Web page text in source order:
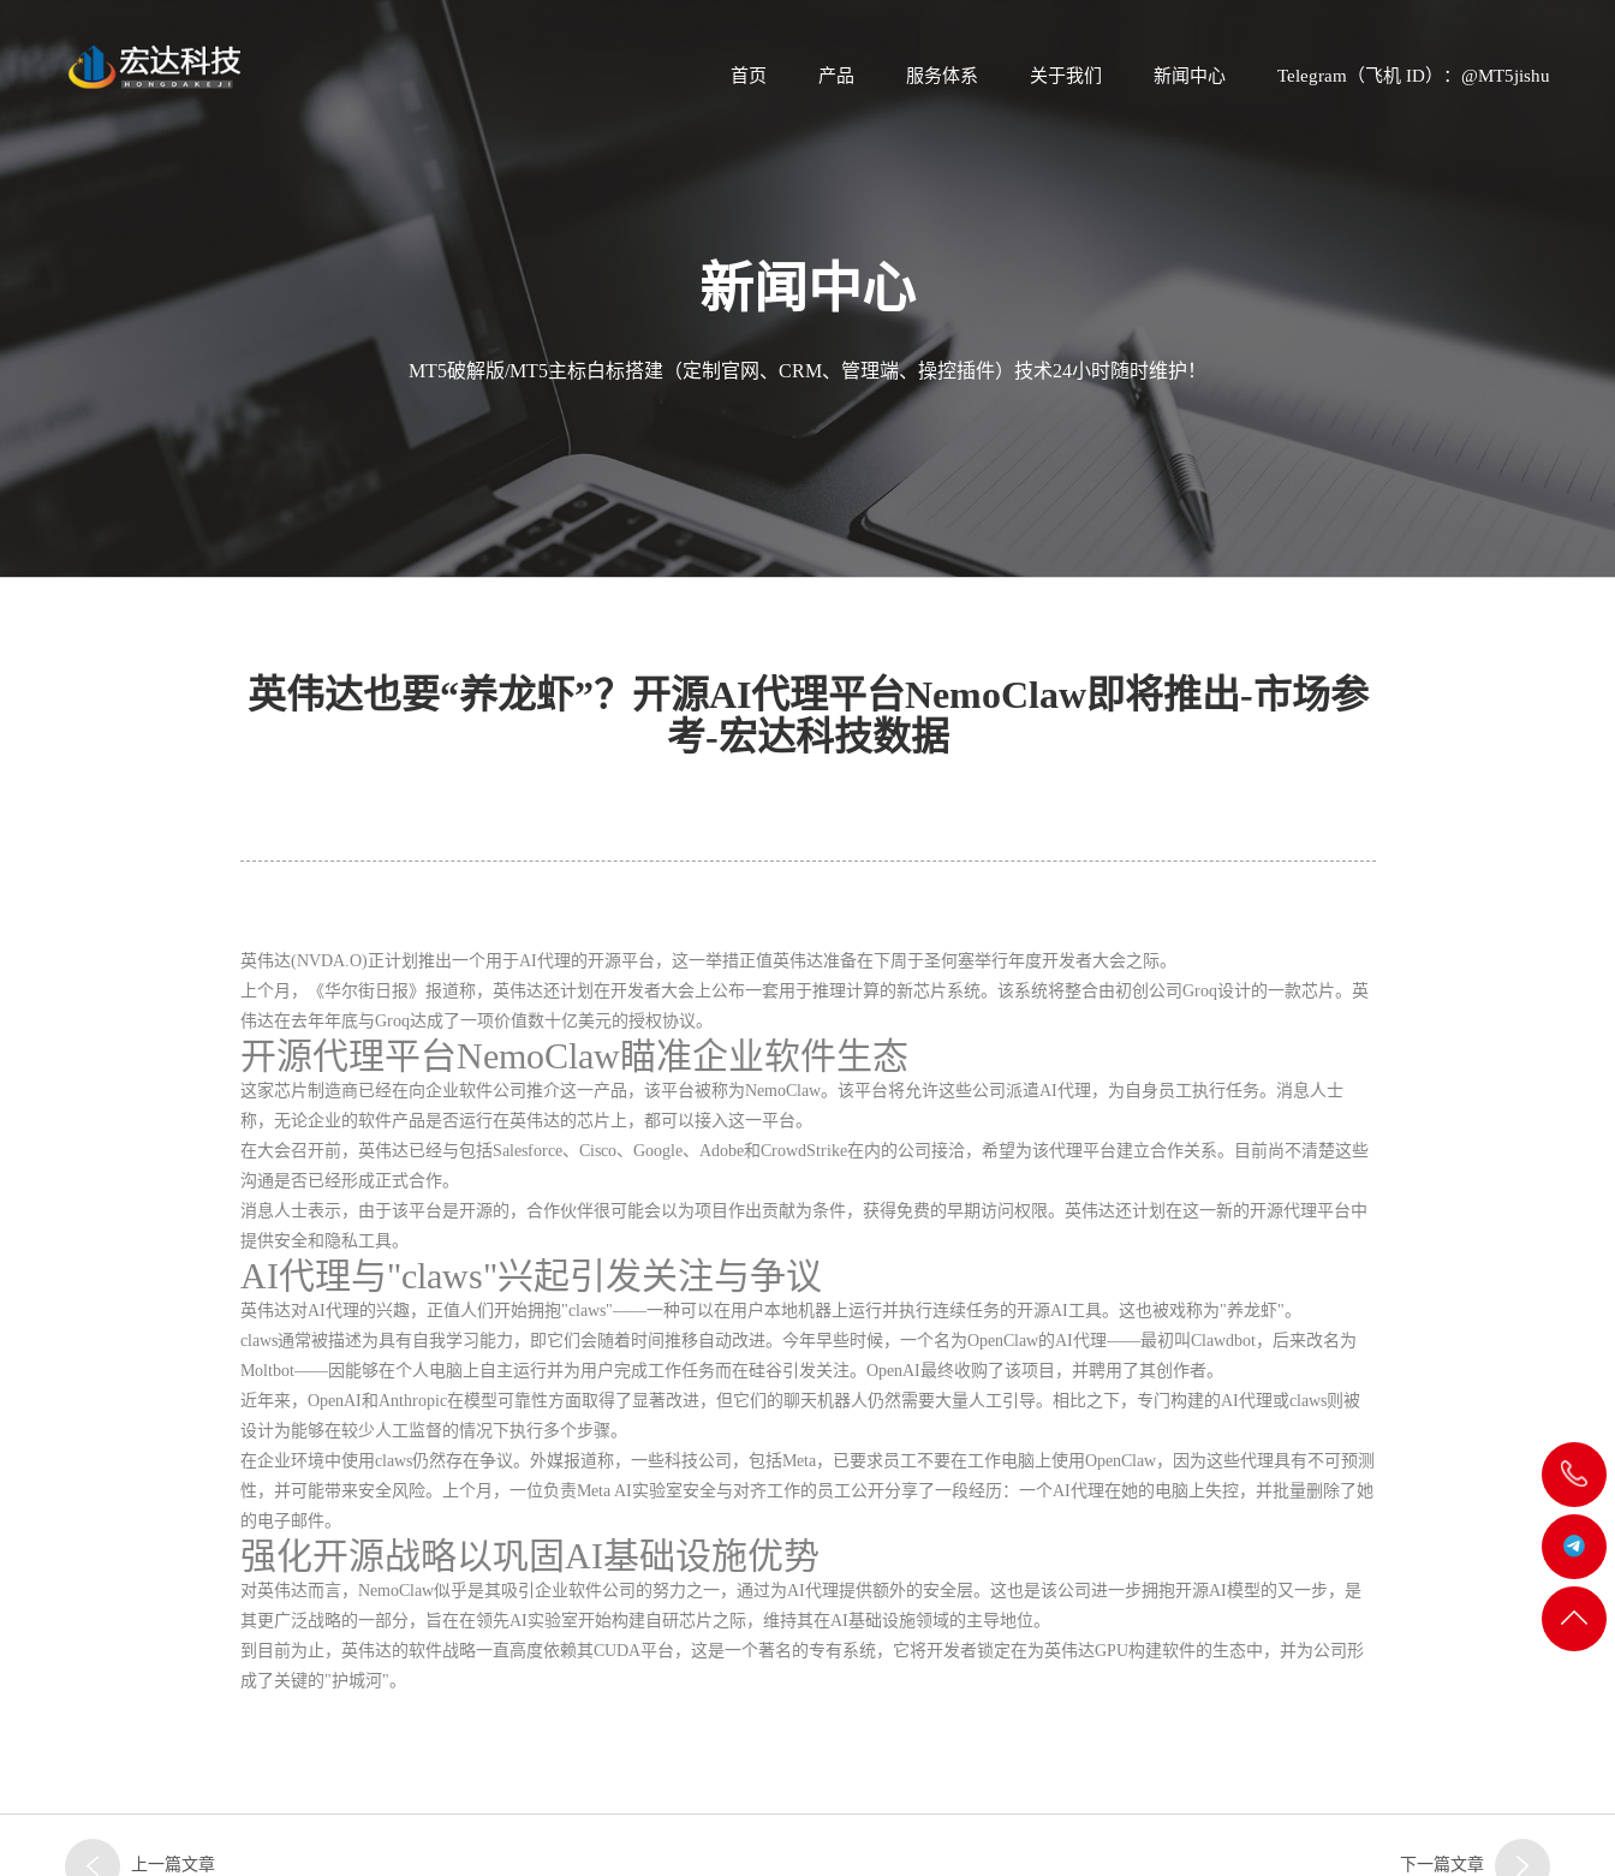
首页 产品 服务体系 关于我们 新闻中心 Telegram（飞机 ID）：@MT5jishu
飞
机
客服
返回
新闻中心
MT5破解版/MT5主标白标搭建（定制官网、CRM、管理端、操控插件）技术24小时随时维护！
英伟达也要“养龙虾”？开源AI代理平台NemoClaw即将推出-市场参
考-宏达科技数据
英伟达(NVDA.O)正计划推出一个用于AI代理的开源平台，这一举措正值英伟达准备在下周于圣何塞举行年度开发者大会之际。
上个月，《华尔街日报》报道称，英伟达还计划在开发者大会上公布一套用于推理计算的新芯片系统。该系统将整合由初创公司Groq设计的一款芯片。英
伟达在去年年底与Groq达成了一项价值数十亿美元的授权协议。
开源代理平台NemoClaw瞄准企业软件生态
这家芯片制造商已经在向企业软件公司推介这一产品，该平台被称为NemoClaw。 该平台将允许这些公司派遣AI代理，为自身员工执行任务。消息人士
称，无论企业的软件产品是否运行在英伟达的芯片上，都可以接入这一平台。
在大会召开前，英伟达已经与包括Salesforce、Cisco、Google、Adobe和CrowdStrike在内的公司接洽，希望为该代理平台建立合作关系。目前尚不清楚这些
沟通是否已经形成正式合作。
消息人士表示，由于该平台是开源的，合作伙伴很可能会以为项目作出贡献为条件，获得免费的早期访问权限。英伟达还计划在这一新的开源代理平台中
提供安全和隐私工具。
AI代理与"claws"兴起引发关注与争议
英伟达对AI代理的兴趣，正值人们开始拥抱"claws"——一种可以在用户本地机器上运行并执行连续任务的开源AI工具。这也被戏称为"养龙虾"。
claws通常被描述为具有自我学习能力，即它们会随着时间推移自动改进。今年早些时候，一个名为OpenClaw的AI代理——最初叫Clawdbot，后来改名为
Moltbot——因能够在个人电脑上自主运行并为用户完成工作任务而在硅谷引发关注。OpenAI最终收购了该项目，并聘用了其创作者。
近年来，OpenAI和Anthropic在模型可靠性方面取得了显著改进，但它们的聊天机器人仍然需要大量人工引导。相比之下， 专门构建的AI代理或claws则被
设计为能够在较少人工监督的情况下执行多个步骤。
在企业环境中使用claws仍然存在争议。外媒报道称，一些科技公司，包括Meta，已要求员工不要在工作电脑上使用OpenClaw，因为这些代理具有不可预测
性，并可能带来安全风险。上个月，一位负责Meta AI实验室安全与对齐工作的员工公开分享了一段经历：一个AI代理在她的电脑上失控，并批量删除了她
的电子邮件。
强化开源战略以巩固AI基础设施优势
对英伟达而言，NemoClaw似乎是其吸引企业软件公司的努力之一，通过为AI代理提供额外的安全层。这也是该公司进一步拥抱开源AI模型的又一步，是
其更广泛战略的一部分，旨在在领先AI实验室开始构建自研芯片之际，维持其在AI基础设施领域的主导地位。
到目前为止，英伟达的软件战略一直高度依赖其CUDA平台，这是一个著名的专有系统，它将开发者锁定在为英伟达GPU构建软件的生态中，并为公司形
成了关键的"护城河"。
上一篇文章 下一篇文章